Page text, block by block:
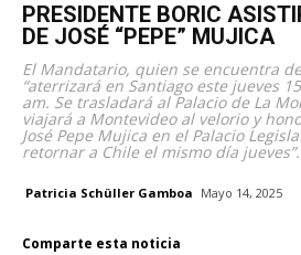
PRESIDENTE BORIC
DE JOSÉ “PEPE” MUJICA
El Mandatario, quien se encuentra
“aterrizará en Santiago este jueves
am. Se trasladará al Palacio de La
viajará a Montevideo al velorio y
José Pepe Mujica en el Palacio
retornar a Chile el mismo día jueves”.
Patricia Schüller Gamboa Mayo 14, 2025
Comparte esta noticia